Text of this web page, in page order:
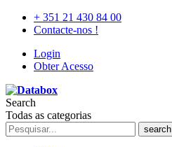
+ 351 21 430 84 00
Contacte-nos !
Login
Obter Acesso
Search
Todas as categorias
search